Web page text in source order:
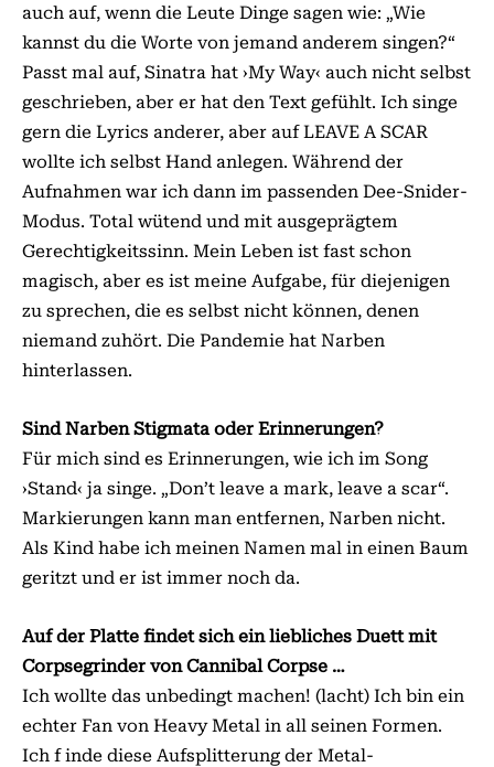
auch auf, wenn die Leute Dinge sagen wie: „Wie
kannst du die Worte von jemand anderem singen?“
Passt mal auf, Sinatra hat ›My Way‹ auch nicht selbst
geschrieben, aber er hat den Text gefühlt. Ich singe
gern die Lyrics anderer, aber auf LEAVE A SCAR
wollte ich selbst Hand anlegen. Während der
Aufnahmen war ich dann im passenden Dee-Snider-
Modus. Total wütend und mit ausgeprägtem
Gerechtigkeitssinn. Mein Leben ist fast schon
magisch, aber es ist meine Aufgabe, für diejenigen
zu sprechen, die es selbst nicht können, denen
niemand zuhört. Die Pandemie hat Narben
hinterlassen.
Sind Narben Stigmata oder Erinnerungen?
Für mich sind es Erinnerungen, wie ich im Song
›Stand‹ ja singe. „Don’t leave a mark, leave a scar“.
Markierungen kann man entfernen, Narben nicht.
Als Kind habe ich meinen Namen mal in einen Baum
geritzt und er ist immer noch da.
Auf der Platte findet sich ein liebliches Duett mit
Corpsegrinder von Cannibal Corpse …
Ich wollte das unbedingt machen! (lacht) Ich bin ein
echter Fan von Heavy Metal in all seinen Formen.
Ich f inde diese Aufsplitterung der Metal-